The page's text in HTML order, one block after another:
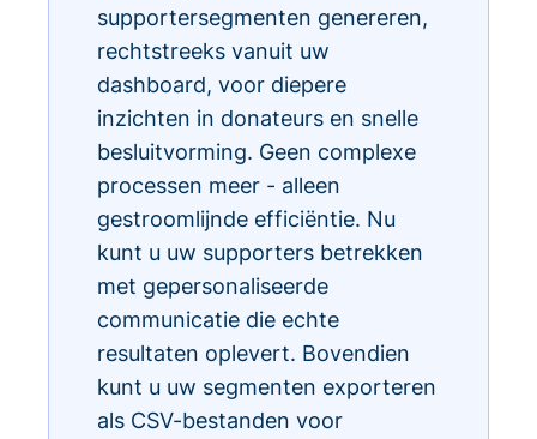
supportersegmenten genereren,
rechtstreeks vanuit uw
dashboard, voor diepere
inzichten in donateurs en snelle
besluitvorming. Geen complexe
processen meer - alleen
gestroomlijnde efficiëntie. Nu
kunt u uw supporters betrekken
met gepersonaliseerde
communicatie die echte
resultaten oplevert. Bovendien
kunt u uw segmenten exporteren
als CSV-bestanden voor